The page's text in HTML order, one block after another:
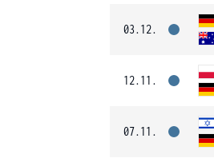
03.12.
12.11.
07.11.